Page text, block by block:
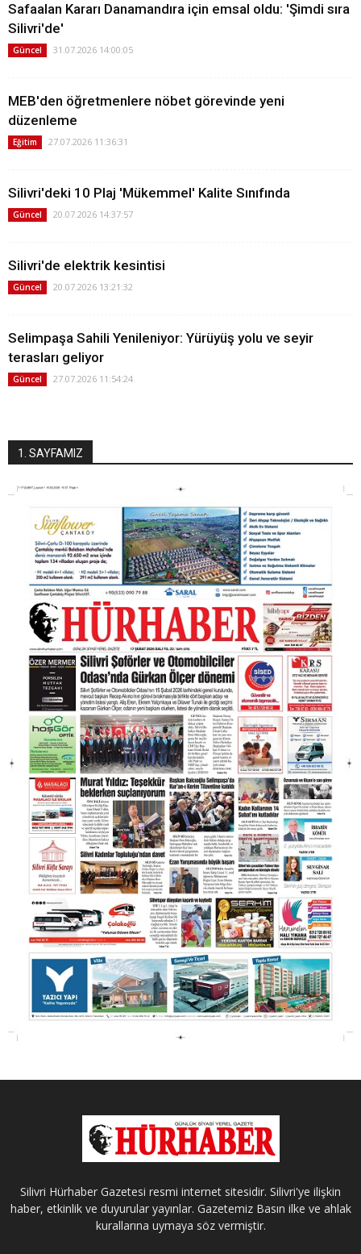
Safaalan Kararı Danamandıra için emsal oldu: 'Şimdi sıra
Silivri'de'
Güncel 31.07.2026 14:00:05
MEB'den öğretmenlere nöbet görevinde yeni
düzenleme
Eğitim 27.07.2026 11:36:31
Silivri'deki 10 Plaj 'Mükemmel' Kalite Sınıfında
Güncel 20.07.2026 14:37:57
Silivri'de elektrik kesintisi
Güncel 20.07.2026 13:21:32
Selimpaşa Sahili Yenileniyor: Yürüyüş yolu ve seyir
terasları geliyor
Güncel 27.07.2026 11:54:24
1. SAYFAMIZ
Silivri Hürhaber Gazetesi resmi internet sitesidir. Silivri'ye ilişkin
haber, etkinlik ve duyurular yayınlar. Gazetemiz Basın ilke ve ahlak
kurallarına uymaya söz vermiştir.